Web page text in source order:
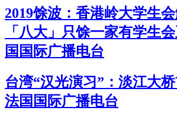
2019馀波：香港岭大学生
「八大」只馀一家有学生
国国际广播电台
台湾“汉光演习”：淡江大
法国国际广播电台